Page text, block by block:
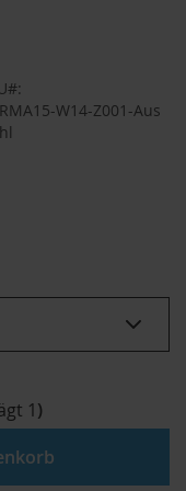
W14-Z001-Aus
1)